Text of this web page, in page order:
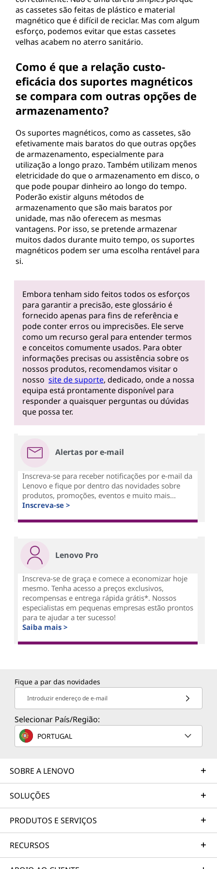
as cassetes são feitas de plástico e material
magnético que é difícil de reciclar. Mas com algum
esforço, podemos evitar que estas cassetes
velhas acabem no aterro sanitário.
Como é que a relação custo-
eficácia dos suportes magnéticos
se compara com outras opções de
armazenamento?
Os suportes magnéticos, como as cassetes, são
efetivamente mais baratos do que outras opções
de armazenamento, especialmente para
utilização a longo prazo. Também utilizam menos
eletricidade do que o armazenamento em disco, o
que pode poupar dinheiro ao longo do tempo.
Poderão existir alguns métodos de
armazenamento que são mais baratos por
unidade, mas não oferecem as mesmas
vantagens. Por isso, se pretende armazenar
muitos dados durante muito tempo, os suportes
magnéticos podem ser uma escolha rentável para
si.
Embora tenham sido feitos todos os esforços
para garantir a precisão, este glossário é
fornecido apenas para fins de referência e
pode conter erros ou imprecisões. Ele serve
como um recurso geral para entender termos
e conceitos comumente usados. Para obter
informações precisas ou assistência sobre os
nossos produtos, recomendamos visitar o
nosso site de suporte, dedicado, onde a nossa
equipa está prontamente disponível para
responder a quaisquer perguntas ou dúvidas
que possa ter.
Alertas por e-mail
Inscreva-se para receber notificações por e-mail da
Lenovo e fique por dentro das novidades sobre
produtos, promoções, eventos e muito mais...
Inscreva-se >
Lenovo Pro
Inscreva-se de graça e comece a economizar hoje
mesmo. Tenha acesso a preços exclusivos,
recompensas e entrega rápida grátis*. Nossos
especialistas em pequenas empresas estão prontos
para te ajudar a ter sucesso!
Saiba mais >
Fique a par das novidades
Introduzir endereço de e-mail
Selecionar País/Região:
PORTUGAL
SOBRE A LENOVO
SOLUÇÕES
PRODUTOS E SERVIÇOS
RECURSOS